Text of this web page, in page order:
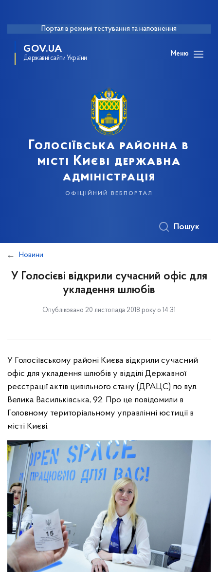
Портал в режимі тестування та наповнення
GOV.UA
Державні сайти України
Меню
Голосіївська районна в
місті Києві державна
адміністрація
офіційний вебпортал
Пошук
Новини
У Голосієві відкрили сучасний офіс для
укладення шлюбів
Опубліковано 20 листопада 2018 року о 14:31
У Голосіївському районі Києва відкрили сучасний
офіс для укладення шлюбів у відділі Державної
реєстрації актів цивільного стану (ДРАЦС) по вул.
Велика Васильківська, 92. Про це повідомили в
Головному територіальному управлінні юстиції в
місті Києві.